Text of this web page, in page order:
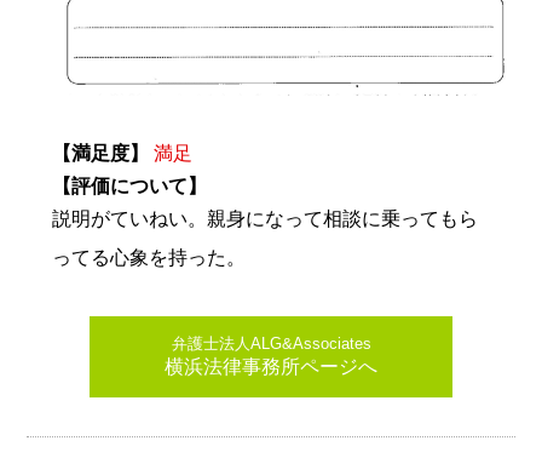
【満足度】
満足
【評価について】
説明がていねい。親身になって相談に乗ってもら
ってる心象を持った。
弁護士法人ALG&Associates
横浜法律事務所ページへ